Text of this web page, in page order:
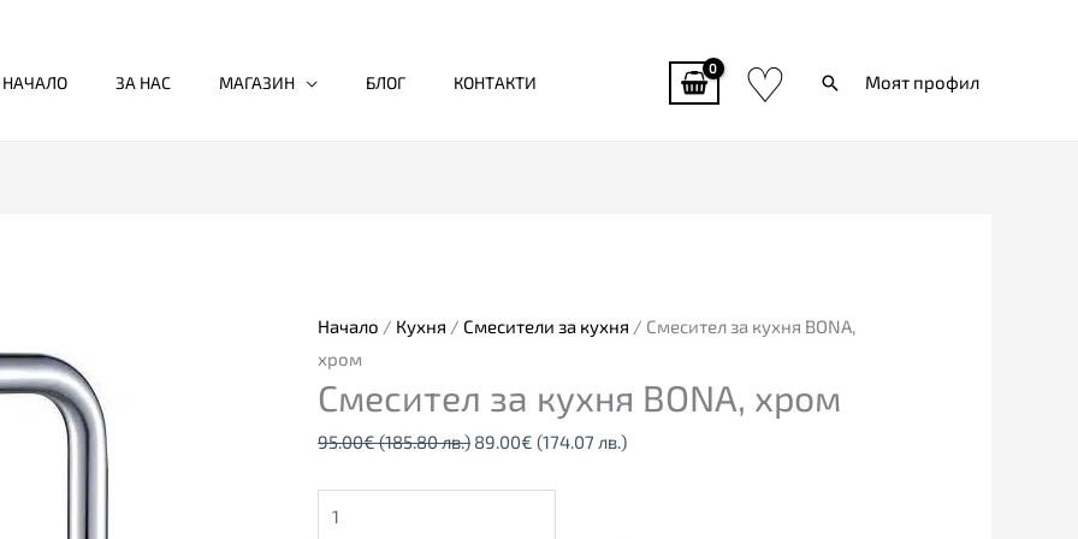
НАЧАЛО ЗА НАС МАГАЗИН БЛОГ КОНТАКТИ ♡ ТърсиМоят профил
Начало / Кухня / Смесители за кухня / Смесител за кухня BONA,
хром
Смесител за кухня BONA, хром
95.00€(185.80 лв.)
95.00€
лв.).
89.00€ (174.07 лв.)
89.00€
лв.).
за
кухня
BONA,